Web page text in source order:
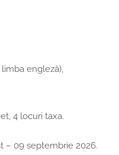
limba engleză),
4 locuri taxa.
– 09 septembrie 2026.